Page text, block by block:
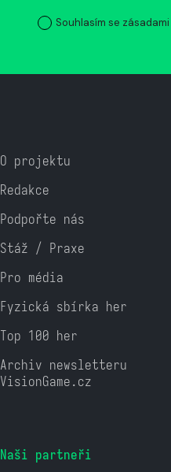
Souhlasím se
O projektu
Redakce
Podpořte nás
Stáž / Praxe
Pro média
Fyzická sbírka her
Top 100 her
Archiv newsletteru
VisionGame.cz
Naši partneři